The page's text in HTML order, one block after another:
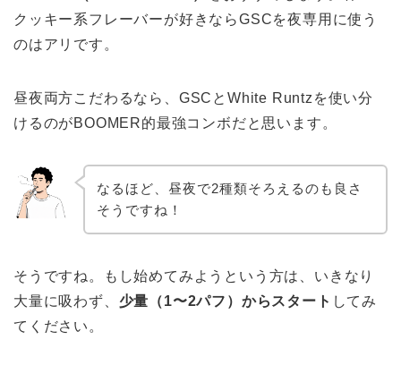
クッキー系フレーバーが好きならGSCを夜専用に使う
のはアリです。
昼夜両方こだわるなら、GSCとWhite Runtzを使い分
けるのがBOOMER的最強コンボだと思います。
なるほど、昼夜で2種類そろえるのも良さ
そうですね！
そうですね。もし始めてみようという方は、いきなり
大量に吸わず、 少量（1〜2パフ）からスタート してみ
てください。